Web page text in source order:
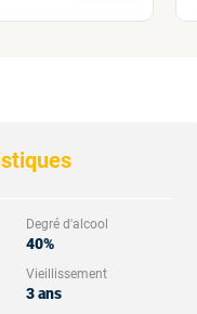
Degré d'alcool
40%
Vieillissement
3 ans